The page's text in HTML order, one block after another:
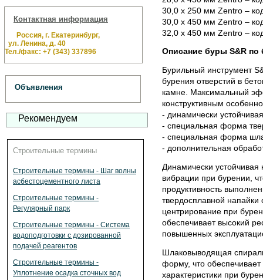
Контактная информация
Россия, г. Екатеринбург,
ул. Ленина, д. 40
Тел./факс: +7 (343) 337896
Объявления
Рекомендуем
Строительные термины
Строительные термины - Шаг волны
асбестоцементного листа
Строительные термины -
Регулярный парк
Строительные термины - Система
водоподготовки с дозированной
подачей реагентов
Строительные термины -
Уплотнение осадка сточных вод
30,0 х 250 мм Zentro –
30,0 х 450 мм Zentro –
32,0 х 450 мм Zentro –
Описание буры S&R по
Бурильный инструмент
бурения отверстий в
камне. Максимальный
конструктивным
- динамически
- специальная форма
- специальная форма
- дополнительная
Динамически устойчивая
вибрации при бурении,
продуктивность
твердосплавной напайки
центрирование при
обеспечивает высокий
повышенных
Шлаковыводящая
форму, что
характеристики при